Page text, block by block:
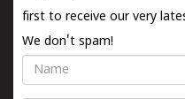
first to receive our very
We don't spam!
Name